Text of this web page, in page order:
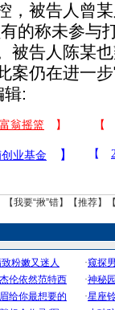
被告人曾某
的称未参与
被告人陈某
案仍在进一
:
【我要“揪”错】【推荐】